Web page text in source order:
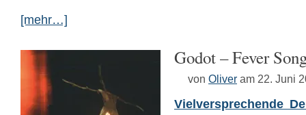
[mehr…]
Godot – Fever
von Oliver am 22. Juni
Vielversprechende